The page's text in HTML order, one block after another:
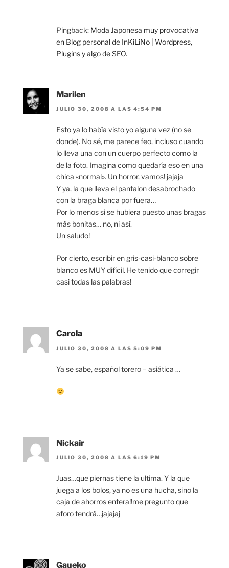
Pingback: Moda Japonesa muy provocativa
en Blog personal de InKiLiNo | Wordpress,
Plugins y algo de SEO.
Marilen
JULIO 30, 2008 A LAS 4:54 PM
Esto ya lo había visto yo alguna vez (no se
donde). No sé, me parece feo, incluso cuando
lo lleva una con un cuerpo perfecto como la
de la foto. Imagina como quedaría eso en una
chica «normal». Un horror, vamos! jajaja
Y ya, la que lleva el pantalon desabrochado
con la braga blanca por fuera…
Por lo menos si se hubiera puesto unas bragas
más bonitas… no, ni así.
Un saludo!
Por cierto, escribir en gris-casi-blanco sobre
blanco es MUY difícil. He tenido que corregir
casi todas las palabras!
Carola
JULIO 30, 2008 A LAS 5:09 PM
Ya se sabe, español torero – asiática …
Nickair
JULIO 30, 2008 A LAS 6:19 PM
Juas…que piernas tiene la ultima. Y la que
juega a los bolos, ya no es una hucha, sino la
caja de ahorros entera!!me pregunto que
aforo tendrá…jajajaj
Gaueko